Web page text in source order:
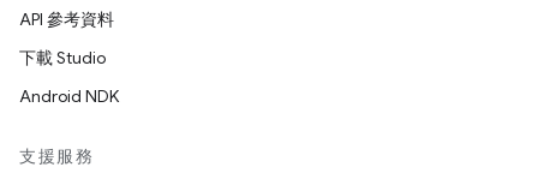
API 參考資料
下載 Studio
Android NDK
支援服務